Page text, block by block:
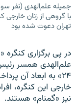
جمیله علم‌الهدی (نفر
با گروهی از زنان خارجی
تهران دعوت شده بود
در پی برگزاری کنگره
علم‌الهدی همسر
۲۴» به ابعاد آن
خارجی این کنگره،
نیز «گمنام» هستند.